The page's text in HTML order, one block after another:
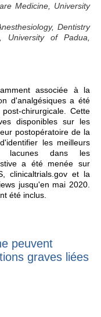
Medicine, University
Dentistry
University of Padua,
associée à la
d'analgésiques a été
chirurgicale. Cette
disponibles sur les
postopératoire de la
les meilleurs
lacunes dans les
a été menée sur
clinicaltrials.gov et la
jusqu'en mai 2020.
été inclus.
peuvent
graves liées